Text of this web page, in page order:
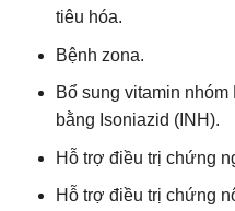
tiêu hóa.
Bệnh zona.
Bổ sung vitamin
bằng Isoniazid (INH).
Hỗ trợ điều trị chứng
Hỗ trợ điều trị chứng